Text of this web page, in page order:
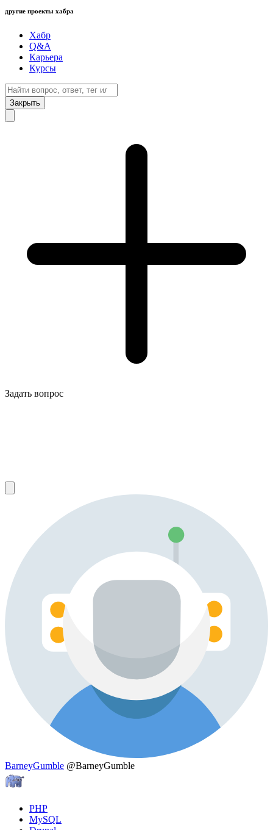
другие проекты хабра
Хабр
Q&A
Карьера
Курсы
Закрыть
Задать вопрос
BarneyGumble @BarneyGumble
PHP
MySQL